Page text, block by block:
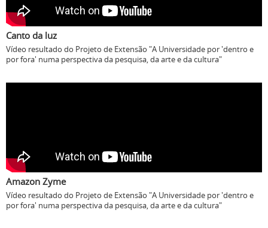
Canto da luz
Vídeo resultado do Projeto de Extensão "A Universidade por 'dentro e
por fora' numa perspectiva da pesquisa, da arte e da cultura"
Amazon Zyme
Vídeo resultado do Projeto de Extensão "A Universidade por 'dentro e
por fora' numa perspectiva da pesquisa, da arte e da cultura"